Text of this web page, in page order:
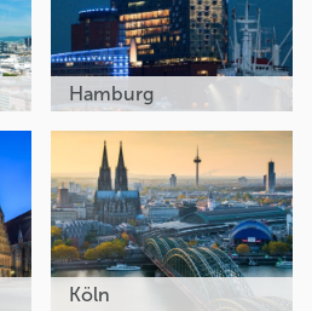
Hamburg
Köln